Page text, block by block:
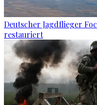
Deutscher Jagdflieger
restauriert